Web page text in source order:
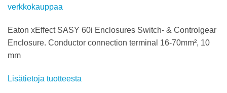
verkkokauppaa
Eaton xEffect SASY 60i Enclosures Switch- & Controlgear
Enclosure. Conductor connection terminal 16-70mm², 10
mm
Lisätietoja tuotteesta